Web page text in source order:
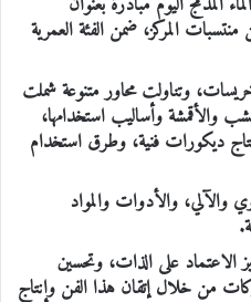
بمشاركة 20 شابة من منتسبات المركز، ضمن الفئة العمرية
وتناولت محاور متنوعة شملت
والأقمشة وأساليب استخدامها،
ديكورات فنية، وطرق استخدام
والآلي، والأدوات والمواد
الاعتماد على الذات، وتحسين
من خلال إتقان هذا الفن وإنتاج